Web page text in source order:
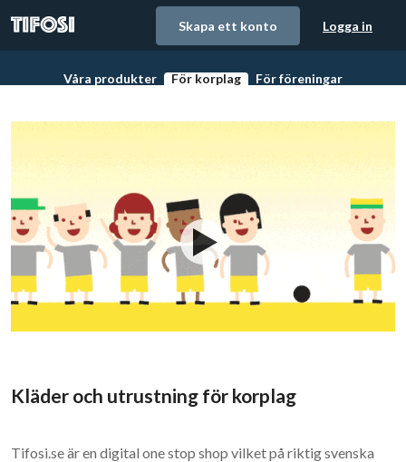
Skapa ett konto Logga in
Våra produkter
För korplag
För föreningar
Kläder och utrustning för korplag
Tifosi.se är en digital one stop shop vilket på riktig svenska